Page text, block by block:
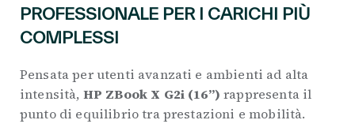
PROFESSIONALE PER I CARICHI PIÙ
COMPLESSI
Pensata per utenti avanzati e ambienti ad alta
intensità, HP ZBook X G2i (16”) rappresenta il
punto di equilibrio tra prestazioni e mobilità.